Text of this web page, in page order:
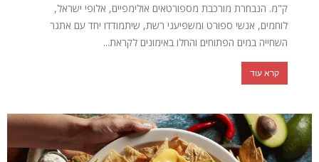
ק"מ. הנבחרת מורכבת מספורטאים אולימפיים, אלופי ישראל,
לוחמים, אנשי ספורט ומשפיעני רשת, שיתמודדו יחד עם אתגר
השחייה במים הפתוחים והחלו באימונים לקראת...
קרא עוד